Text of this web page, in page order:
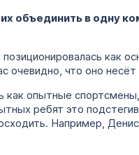
объединить в одну
как
очевидно, что оно
как опытные
ребят это
Например,